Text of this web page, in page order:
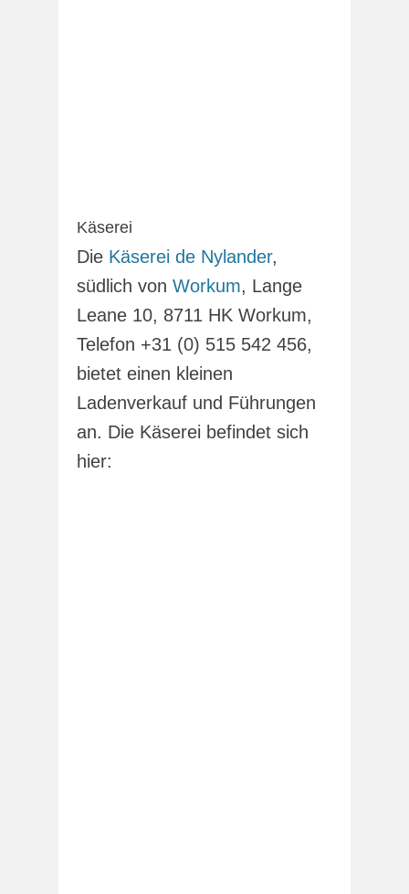
Käserei
Die Käserei de Nylander,
südlich von Workum, Lange
Leane 10, 8711 HK Workum,
Telefon +31 (0) 515 542 456,
bietet einen kleinen
Ladenverkauf und Führungen
an. Die Käserei befindet sich
hier: